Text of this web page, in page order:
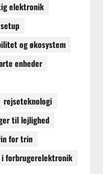
elektronik
og økosystem
enheder
rejseteknologi
til lejlighed
for trin
forbrugerelektronik